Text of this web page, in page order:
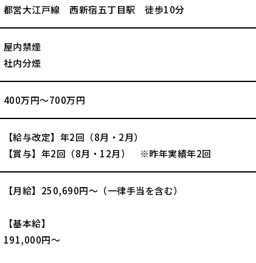
都営大江戸線 西新宿五丁目駅 徒歩10分
屋内禁煙
社内分煙
400万円～700万円
【給与改定】年2回（8月・2月）
【賞与】年2回（8月・12月） ※昨年実績年2回
【月給】250,690円～（一律手当を含む）
【基本給】
191,000円～